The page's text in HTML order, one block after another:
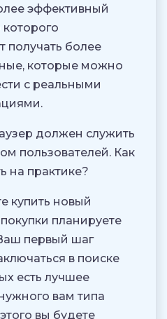
эффективный
получать более
которые можно
с реальными
должен служить
пользователей. Как
на практике?
купить новый
планируете
первый шаг
в поиске
есть лучшее
вам типа
вы будете